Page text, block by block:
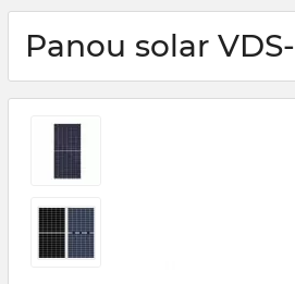
Panou solar